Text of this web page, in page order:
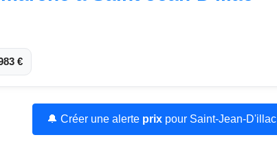
€
🔔 Créer une alerte prix pour Saint-Jean-D'illac